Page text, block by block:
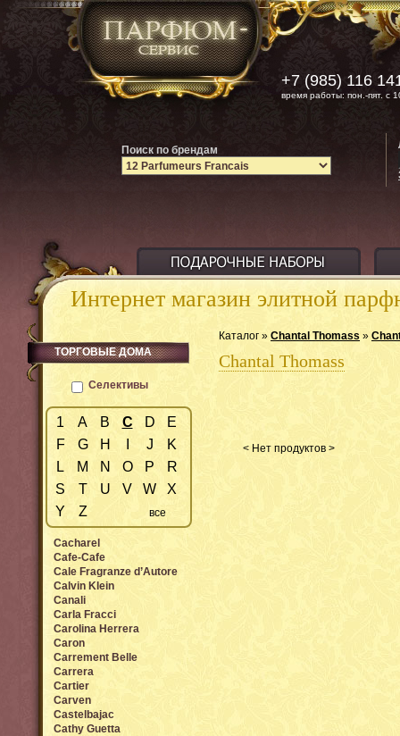
Интернет магазин элитной
Каталог » Chantal Thomass »
Chantal Thomass
< Нет продуктов >
ТОРГОВЫЕ ДОМА
Селективы
1 A B C D
E
F
G H J
K
L
M N O P
R
S
T U V W
X
Y
Z все
Cacharel
Cafe-Cafe
Cale Fragranze d’Autore
Calvin Klein
Canali
Carla Fracci
Carolina Herrera
Caron
Carrement Belle
Carrera
Cartier
Carven
Castelbajac
Cathy Guetta
+7 (985) 116
время работы: пон.-пят. с
Поиск по брендам